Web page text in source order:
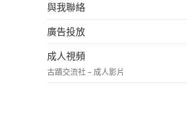
與我聯絡
廣告投放
成人視頻
古蹟交流社 – 成人影片